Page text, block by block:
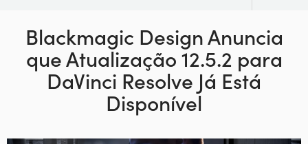
Novidades
Arquivo
Imagens para Imprensa
Argentina
Australia
Austria
Blackmagic Design Anuncia
que Atualização 12.5.2 para
DaVinci Resolve Já Está
Disponível